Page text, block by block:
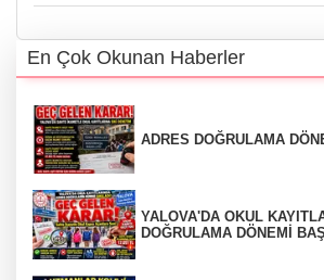
En Çok Okunan Haberler
ADRES DOĞRULAMA
YALOVA'DA OKUL
DOĞRULAMA DÖNEMİ